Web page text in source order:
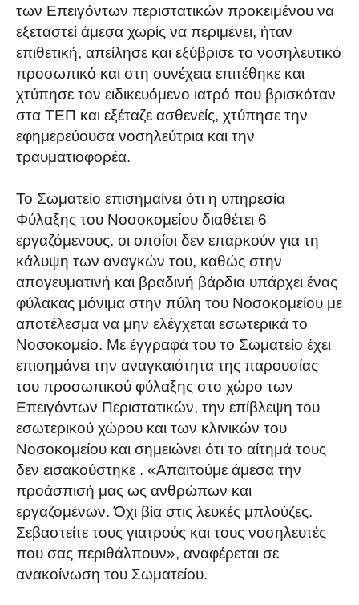
των Επειγόντων περιστατικών προκειμένου να
εξεταστεί άμεσα χωρίς να περιμένει, ήταν
επιθετική, απείλησε και εξύβρισε το νοσηλευτικό
προσωπικό και στη συνέχεια επιτέθηκε και
χτύπησε τον ειδικευόμενο ιατρό που βρισκόταν
στα ΤΕΠ και εξέταζε ασθενείς, χτύπησε την
εφημερεύουσα νοσηλεύτρια και την
τραυματιοφορέα.
Το Σωματείο επισημαίνει ότι η υπηρεσία
Φύλαξης του Νοσοκομείου διαθέτει 6
εργαζόμενους. οι οποίοι δεν επαρκούν για τη
κάλυψη των αναγκών του, καθώς στην
απογευματινή και βραδινή βάρδια υπάρχει ένας
φύλακας μόνιμα στην πύλη του Νοσοκομείου με
αποτέλεσμα να μην ελέγχεται εσωτερικά το
Νοσοκομείο. Με έγγραφά του το Σωματείο έχει
επισημάνει την αναγκαιότητα της παρουσίας
του προσωπικού φύλαξης στο χώρο των
Επειγόντων Περιστατικών, την επίβλεψη του
εσωτερικού χώρου και των κλινικών του
Νοσοκομείου και σημειώνει ότι το αίτημά τους
δεν εισακούστηκε . «Απαιτούμε άμεσα την
προάσπισή μας ως ανθρώπων και
εργαζομένων. Όχι βία στις λευκές μπλούζες.
Σεβαστείτε τους γιατρούς και τους νοσηλευτές
που σας περιθάλπουν», αναφέρεται σε
ανακοίνωση του Σωματείου.